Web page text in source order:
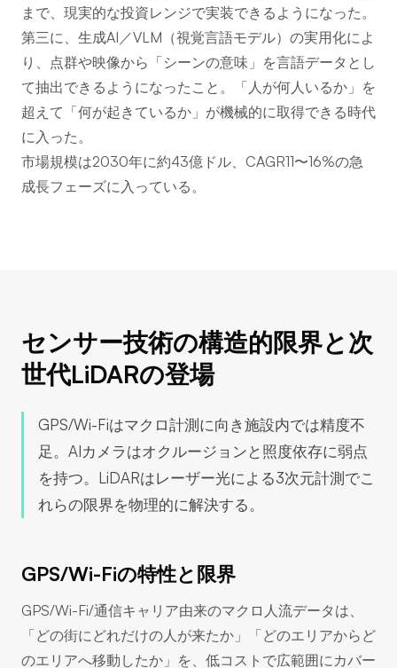
まで、現実的な投資レンジで実装できるようになった。
第三に、生成AI／VLM（視覚言語モデル）の実用化によ
り、点群や映像から「シーンの意味」を言語データとし
て抽出できるようになったこと。「人が何人いるか」を
超えて「何が起きているか」が機械的に取得できる時代
に入った。
市場規模は2030年に約43億ドル、CAGR11〜16%の急
成長フェーズに入っている。
センサー技術の構造的限界と次
世代LiDARの登場
GPS/Wi-Fiはマクロ計測に向き施設内では精度不
足。AIカメラはオクルージョンと照度依存に弱点
を持つ。LiDARはレーザー光による3次元計測でこ
れらの限界を物理的に解決する。
GPS/Wi-Fiの特性と限界
GPS/Wi-Fi/通信キャリア由来のマクロ人流データは、
「どの街にどれだけの人が来たか」「どのエリアからど
のエリアへ移動したか」を、低コストで広範囲にカバー